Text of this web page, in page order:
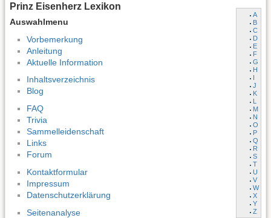
Prinz Eisenherz Lexikon
Auswahlmenu
A
B
C
D
E
F
G
H
I
J
K
L
M
N
O
P
Q
R
S
T
U
V
W
X
Y
Z
Vorbemerkung
Anleitung
Aktuelle Information
Inhaltsverzeichnis
Blog
FAQ
Trivia
Sammelleidenschaft
Links
Forum
Kontaktformular
Impressum
Datenschutzerklärung
Seitenanalyse